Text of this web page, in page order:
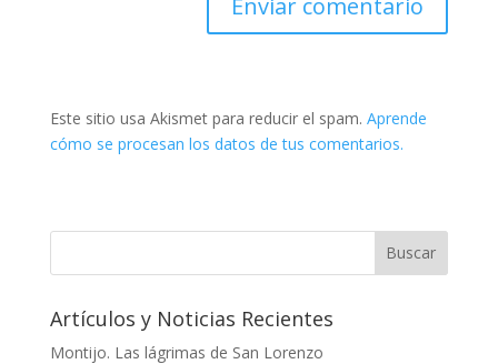
Este sitio usa Akismet para reducir el spam. Aprende
cómo se procesan los datos de tus comentarios.
Artículos y Noticias Recientes
Montijo. Las lágrimas de San Lorenzo